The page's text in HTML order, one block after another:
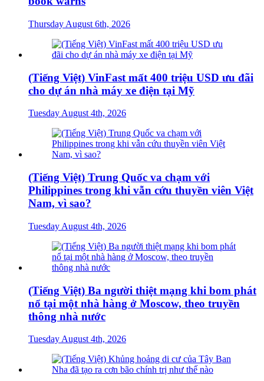
Thursday August 6th, 2026
(Tiếng Việt) VinFast mất 400 triệu USD ưu đãi
cho dự án nhà máy xe điện tại Mỹ
Tuesday August 4th, 2026
(Tiếng Việt) Trung Quốc va chạm với
Philippines trong khi vẫn cứu thuyền viên Việt
Nam, vì sao?
Tuesday August 4th, 2026
(Tiếng Việt) Ba người thiệt mạng khi bom phát
nổ tại một nhà hàng ở Moscow, theo truyền
thông nhà nước
Tuesday August 4th, 2026